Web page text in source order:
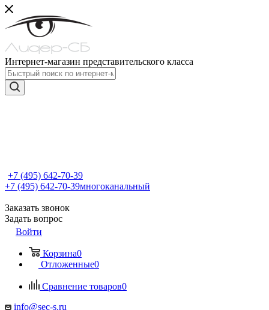
Интернет-магазин представительского класса
+7 (495) 642-70-39
+7 (495) 642-70-39многоканальный
Заказать звонок
Задать вопрос
Войти
Корзина0
Отложенные0
Сравнение товаров0
info@sec-s.ru